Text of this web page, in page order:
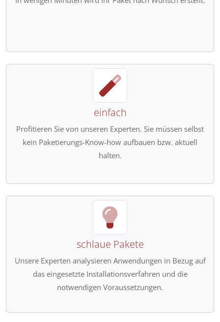
einfach
Profitieren Sie von unseren Experten. Sie müssen selbst
kein Paketierungs-Know-how aufbauen bzw. aktuell
halten.
schlaue Pakete
Unsere Experten analysieren Anwendungen in Bezug auf
das eingesetzte Installationsverfahren und die
notwendigen Voraussetzungen.